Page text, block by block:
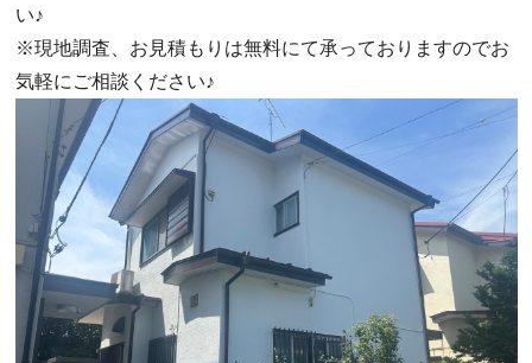
い♪
※現地調査、お見積もりは無料にて承っておりますのでお
気軽にご相談ください♪